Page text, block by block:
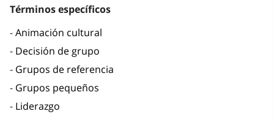
Términos específicos
Animación cultural
Decisión de grupo
Grupos de referencia
Grupos pequeños
Liderazgo